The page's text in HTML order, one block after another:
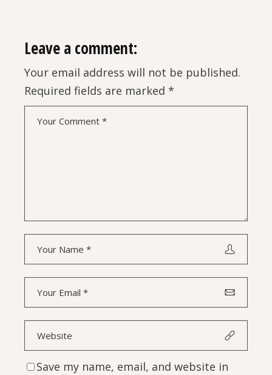
Leave a comment:
Your email address will not be published.
Required fields are marked*
Save my name, email, and website in